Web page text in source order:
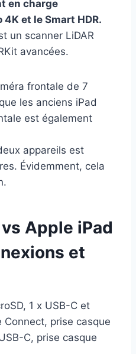
en charge
et le Smart HDR.
un scanner LiDAR
avancées.
frontale de 7
les anciens iPad
est également
appareils est
Évidemment, cela
Apple iPad
et
1 x USB-C et
Connect, prise casque
C, prise casque